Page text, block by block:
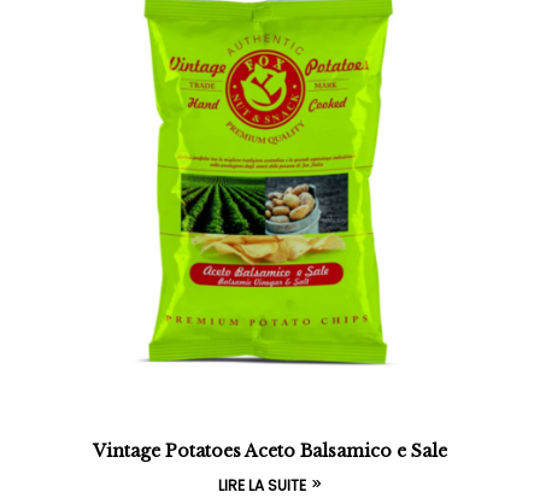
Vintage Potatoes Aceto Balsamico e Sale
LIRE LA SUITE